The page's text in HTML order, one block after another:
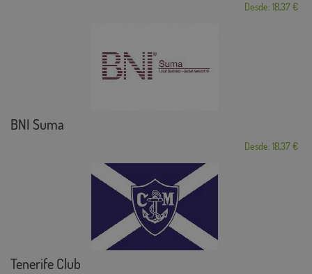
Desde: 18,37 €
BNI Suma
Desde: 18,37 €
Tenerife Club